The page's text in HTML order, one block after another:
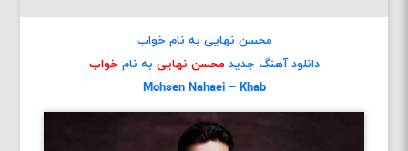
محسن نهایی به نام خواب
دانلود آهنگ جدید محسن نهایی به نام خواب
Mohsen Nahaei – Khab